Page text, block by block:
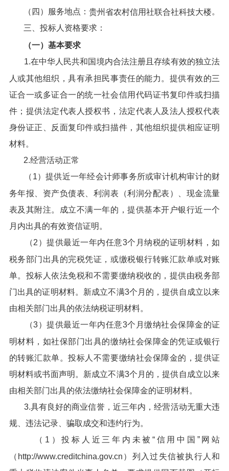
（四）服务地点： 贵州省农村信用社联合社科技大楼。
三、投标人资格要求：
（一）基本要求
1.在中华人民共和国境内合法注册且存续有效的独立法
人或其他组织，具有承担民事责任的能力。提供有效的三
证合一或多证合一的统一社会信用代码证书复印件或扫描
件；提供法定代表人授权书，法定代表人及法人授权代表
身份证正、反面复印件或扫描件，其他组织提供相应证明
材料。
2.经营活动正常
（1）提供近一年经会计师事务所或审计机构审计的财
务年报、资产负债表、利润表（利润分配表）、现金流量
表及其附注。成立不满一年的，提供基本开户银行近一个
月内出具的有效资信证明。
（2）提供最近一年内任意3个月纳税的证明材料，如
税务部门出具的完税凭证，或缴税银行转账汇款单或对账
单。投标人依法免税和不需要缴纳税收的，提供由税务部
门出具的证明材料。新成立不满3个月的，提供自成立以来
由相关部门出具的依法纳税证明材料。
（3）提供最近一年内任意3个月缴纳社会保障金的证
明材料，如社保部门出具的缴纳社会保障金的凭证或银行
的转账汇款单。投标人不需要缴纳社会保障金的，提供证
明材料或书面声明。新成立不满3个月的，提供自成立以来
由相关部门出具的依法缴纳社会保障金的证明材料。
3.具有良好的商业信誉，近三年内，经营活动无重大违
规、违法记录、骗取成交和违约行为。
（1）投标人近三年内未被“信用中国”网站
（http://www.creditchina.gov.cn）列入过失信被执行人和